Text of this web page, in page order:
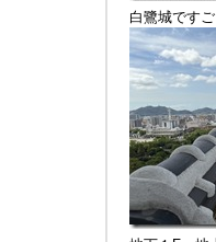
白鷺城ですご